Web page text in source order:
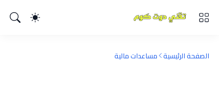
الصفحة الرئيسية مساعدات مالية